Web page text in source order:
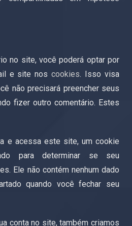
no site, você poderá optar por
e site noscookies. Isso visa
não precisará preencher seus
fizer outro comentário. Estes
e acessa este site, um cookie
para determinar se seu
Ele não contém nenhum dado
quando você fechar seu
conta no site, também criamos